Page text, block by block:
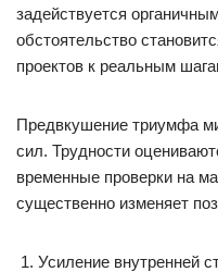
задействуется
обстоятельство
проектов к реальным
Предвкушение триумфа
сил. Трудности
временные проверки на
существенно изменяет
Усиление внутренней